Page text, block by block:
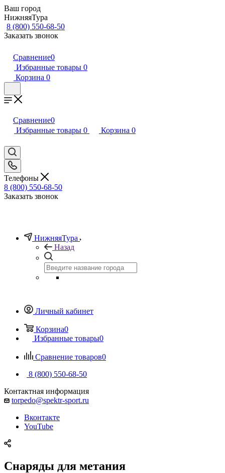
Ваш город
НижняяТура
8 (800) 550-68-50
Заказать звонок
Сравнение0
Избранные товары 0
Корзина 0
Сравнение0
Избранные товары 0 Корзина 0
Телефоны
8 (800) 550-68-50
Заказать звонок
НижняяТура
Назад
Личный кабинет
Корзина0
Избранные товары0
Сравнение товаров0
8 (800) 550-68-50
Контактная информация
torpedo@spektr-sport.ru
Вконтакте
YouTube
Снаряды для метания